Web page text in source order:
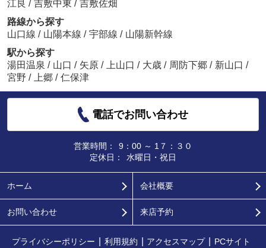
江良 / 吉敷中東 / 吉敷佐畑
路線から探す
山口線 / 山陽本線 / 宇部線 / 山陽新幹線
駅から探す
湯田温泉 / 山口 / 矢原 / 上山口 / 大歳 / 周防下郷 / 新山口 /
宮野 / 上郷 / 仁保津
電話でお問い合わせ
営業時間：
9：00 ～ 1７：３０
定休日：
水曜日・祝日
ホーム 会社概要
お問い合わせ 来店予約
プライバシーポリシー 利用規約 アクセスマップ PCサイト